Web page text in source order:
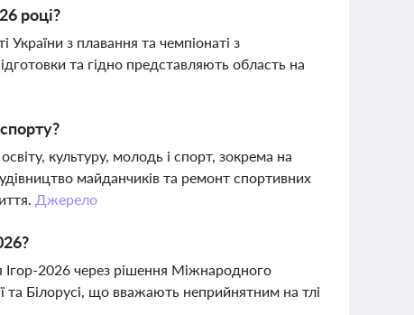
році?
України з плавання та чемпіонаті з
та гідно представляють область на
культуру, молодь і спорт, зокрема на
майданчиків та ремонт спортивних
Джерело
Ігор-2026 через рішення Міжнародного
та Білорусі, що вважають неприйнятним на тлі